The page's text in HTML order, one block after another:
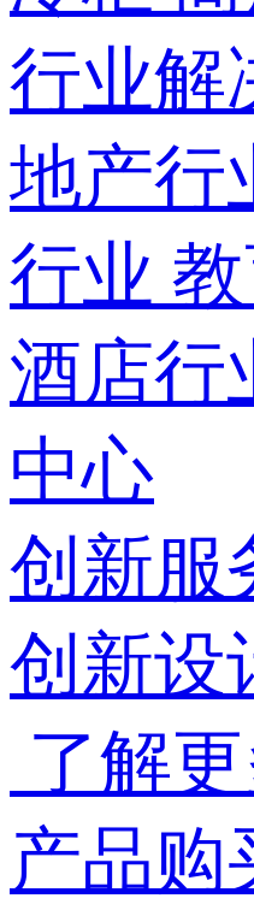
行业解
地产行
行业
酒店行
中心
创新服
创新设
了解
产品购